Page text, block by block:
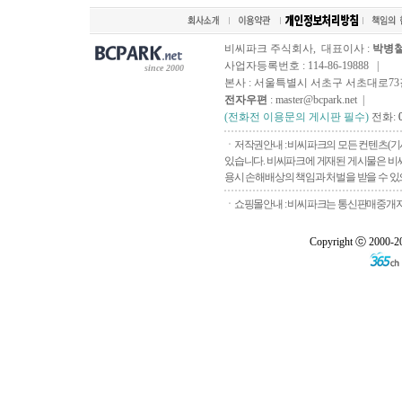
since 2000
비씨파크 주식회사, 대표이사 : 박병
사업자등록번호 : 114-86-19888 |
본사 : 서울특별시 서초구 서초대로73
전자우편 : master@bcpark.net |
(전화전 이용문의 게시판 필수) 전화:
ㆍ저작권안내 : 비씨파크의 모든 컨텐츠(
있습니다. 비씨파크에 게재된 게시물은
용시 손해배상의 책임과 처벌을 받을 수
ㆍ쇼핑몰안내 : 비씨파크는 통신판매중개
Copyright ⓒ 2000-